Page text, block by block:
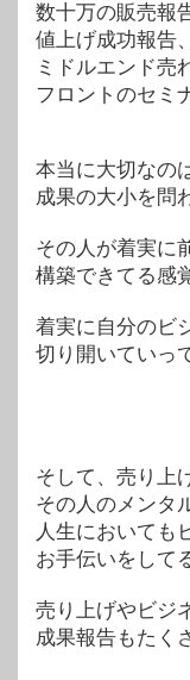
数十万の販売報
値上げ成功報告、
ミドルエンド売
フロントのセミ
本当に大切なの
成果の大小を問
その人が着実に
構築できてる感
着実に自分のビ
切り開いていっ
そして、売り上
その人のメンタ
人生においても
お手伝いをして
売り上げやビジ
成果報告もたく